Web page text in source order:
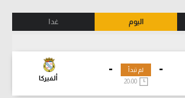
اليوم غدا
-
-
ألفيركا
لم تبدأ